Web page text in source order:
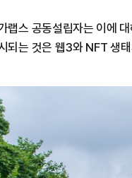
랩스 공동설립자는 이에
되는 것은 웹3와 NFT 생